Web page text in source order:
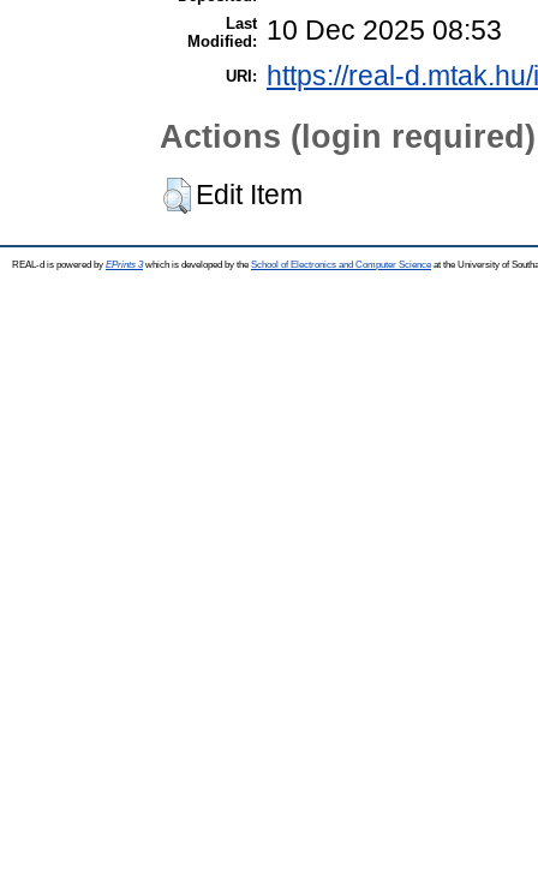
Last
Modified:
10 Dec 2025 08:53
URI: https://real-
Actions (login required)
Edit Item
REAL-d is powered by EPrints 3which is developed by the School of Electronics and Computer Science at the University of